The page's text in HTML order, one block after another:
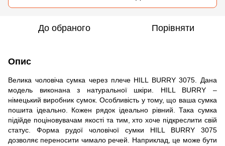
До обраного Порівняти
Опис
Велика чоловіча сумка через плече HILL BURRY 3075. Дана
модель виконана з натуральної шкіри. HILL BURRY –
німецький виробник сумок. Особливість у тому, що ваша сумка
пошита ідеально. Кожен рядок ідеально рівний. Така сумка
підійде поціновувачам якості та тим, хто хоче підкреслити свій
статус. Форма рудої чоловічої сумки HILL BURRY 3075
дозволяє переносити чимало речей. Наприклад, це може бути